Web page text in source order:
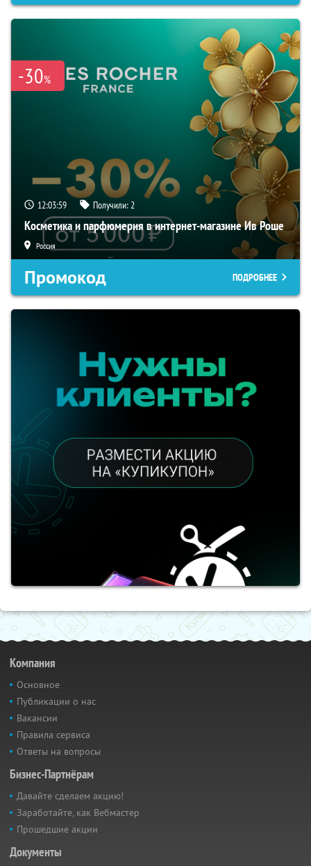
-30%
12:03:58 Получили:2
Косметика и парфюмерия в интернет-магазине Ив Роше
Россия
Промокод ПОДРОБНЕЕ
Компания
Основное
Публикации о нас
Вакансии
Правила сервиса
Ответы на вопросы
Бизнес-Партнёрам
Давайте сделаем акцию!
Заработайте, как Вебмастер
Прошедшие акции
Документы